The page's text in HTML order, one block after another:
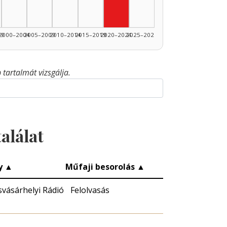
2005–20092010–20142015–20192020–20242025–2026
tartalmát vizsgálja.
▲ Műfaji besorolás ▲
Rádió Felolvasás